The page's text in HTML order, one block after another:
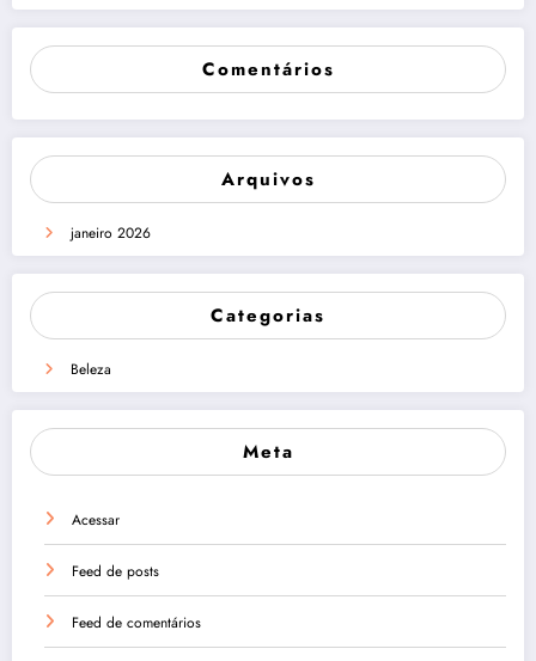
Comentários
Arquivos
janeiro 2026
Categorias
Beleza
Meta
Acessar
Feed de posts
Feed de comentários